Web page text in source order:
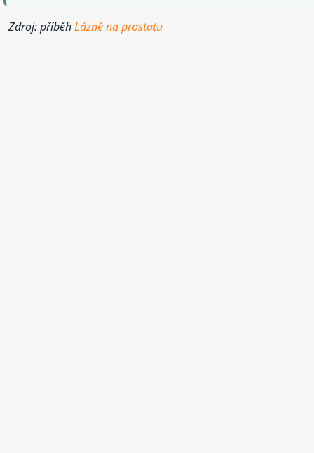
Zdroj: příběhLázně na prostatu